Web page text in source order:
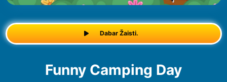
Dabar Žaisti.
Funny Camping Day